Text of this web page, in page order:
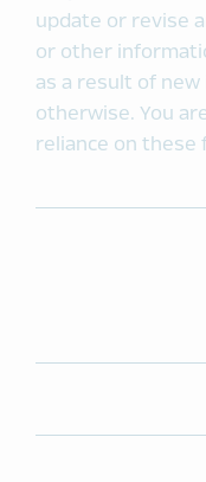
update or revise
or other
as a result of
otherwise. You
reliance on